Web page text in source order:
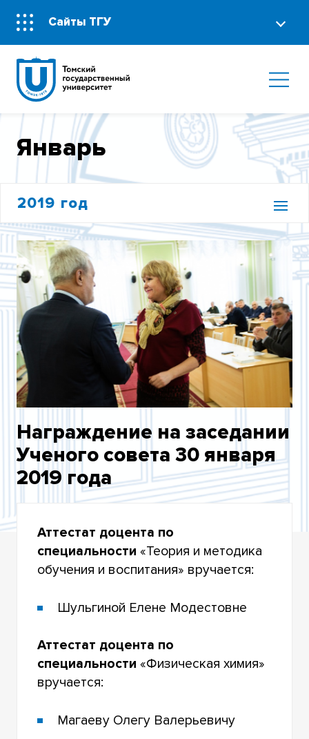
Сайты ТГУ
Январь
2019 год
ЯНВАРЬ
ФЕВРАЛЬ
МАРТ
АПРЕЛЬ
МАЙ
ТОРЖ. УС 31 МАЯ
ИЮНЬ
СЕНТЯБРЬ
ОКТЯБРЬ
Награждение на заседании
Ученого совета 30 января
2019 года
Аттестат доцента по
специальности «Теория и методика
обучения и воспитания» вручается:
Шульгиной Елене Модестовне
Аттестат доцента по
специальности «Физическая химия»
вручается:
Магаеву Олегу Валерьевичу